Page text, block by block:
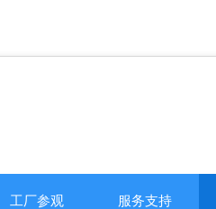
工厂参观 服务支持